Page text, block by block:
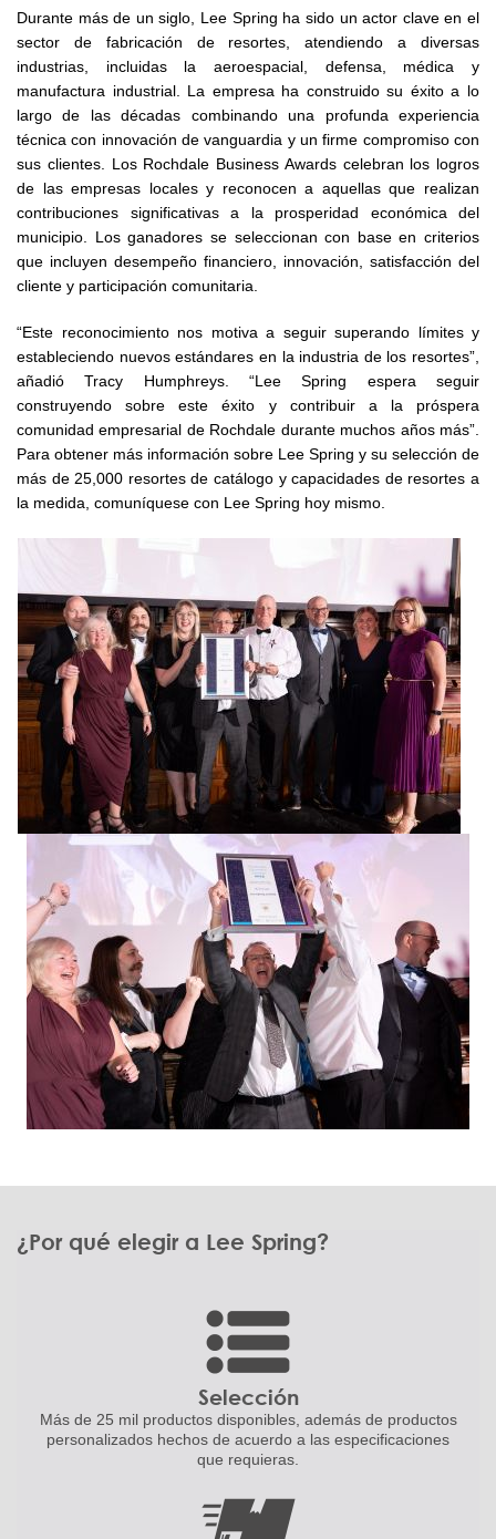
Durante más de un siglo, Lee Spring ha sido un actor clave en el
sector de fabricación de resortes, atendiendo a diversas
industrias, incluidas la aeroespacial, defensa, médica y
manufactura industrial. La empresa ha construido su éxito a lo
largo de las décadas combinando una profunda experiencia
técnica con innovación de vanguardia y un firme compromiso con
sus clientes. Los Rochdale Business Awards celebran los logros
de las empresas locales y reconocen a aquellas que realizan
contribuciones significativas a la prosperidad económica del
municipio. Los ganadores se seleccionan con base en criterios
que incluyen desempeño financiero, innovación, satisfacción del
cliente y participación comunitaria.
“Este reconocimiento nos motiva a seguir superando límites y
estableciendo nuevos estándares en la industria de los resortes”,
añadió Tracy Humphreys. “Lee Spring espera seguir
construyendo sobre este éxito y contribuir a la próspera
comunidad empresarial de Rochdale durante muchos años más”.
Para obtener más información sobre Lee Spring y su selección de
más de 25,000 resortes de catálogo y capacidades de resortes a
la medida, comuníquese con Lee Spring hoy mismo.
¿Por qué elegir a Lee Spring?
Selección
Más de 25 mil productos disponibles, además de productos
personalizados hechos de acuerdo a las especificaciones
que requieras.